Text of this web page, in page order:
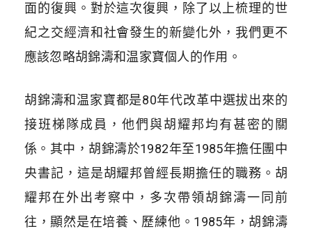
面的復興。對於這次復興，除了以上梳理的世
紀之交經濟和社會發生的新變化外，我們更不
應該忽略胡錦濤和温家寶個人的作用。
胡錦濤和温家寶都是80年代改革中選拔出來的
接班梯隊成員，他們與胡耀邦均有甚密的關
係。其中，胡錦濤於1982年至1985年擔任團中
央書記，這是胡耀邦曾經長期擔任的職務。胡
耀邦在外出考察中，多次帶領胡錦濤一同前
往，顯然是在培養、歷練他。1985年，胡錦濤